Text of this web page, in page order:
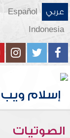
عربي Español
Indonesia
الصوتيات